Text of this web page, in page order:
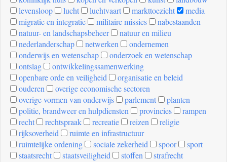
levensloop
lucht luchtvaart markttoezicht
media
migratie en integratie
militaire missies
nabestaanden
natuur- en landschapsbeheer
natuur en milieu
nederlanderschap
netwerken
ondernemen
onderwijs en wetenschap
onderzoek en wetenschap
ontslag
ontwikkelingssamenwerking
openbare orde en veiligheid
organisatie en beleid
ouderen
overige economische sectoren
overige vormen van onderwijs
parlement
planten
politie, brandweer en hulpdiensten
provincies
rampen
recht
rechtspraak recreatie reizen
religie
rijksoverheid
ruimte en infrastructuur
ruimtelijke ordening
sociale zekerheid spoor
sport
staatsrecht
staatsveiligheid stoffen
strafrecht